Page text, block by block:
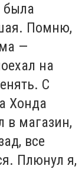
была
Помню,
—
на
С
Хонда
в магазин,
все
Плюнул я,